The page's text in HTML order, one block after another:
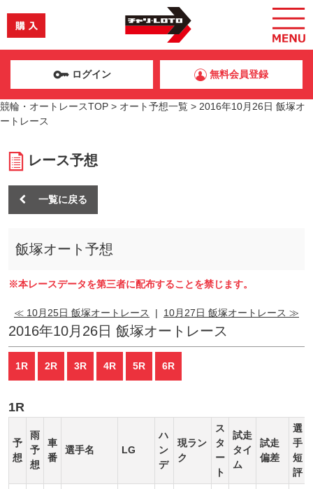
ログイン 無料会員登録
競輪・オートレースTOP > オート予想一覧 > 2016年10月26日 飯塚オ
ートレース
レース予想
一覧に戻る
飯塚オート予想
※本レースデータを第三者に配布することを禁じます。
≪ 10月25日 飯塚オートレース | 10月27日 飯塚オートレース ≫
2016年10月26日 飯塚オートレース
1R 2R 3R 4R 5R 6R
1R
予
想
雨
予
想
車
番
選手名 LG
ハ
ン
デ
現ラン
ク
ス
タ
ー
ト
試走
タイ
ム
試走
偏差
選
手
短
評